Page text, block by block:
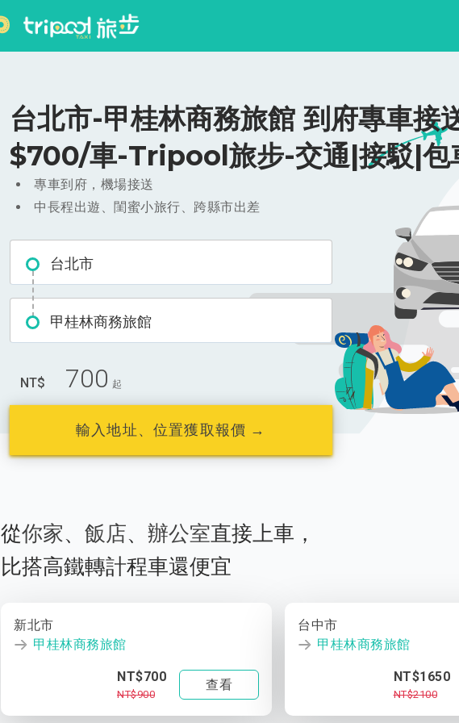
台北市-甲桂林商務旅館 到府專車接
$700/車-Tripool旅步-交通|接駁|包
專車到府，機場接送
中長程出遊、閨蜜小旅行、跨縣市出差
台北市
甲桂林商務旅館
NT$ 700 起
輸入地址、位置獲取報價 →
從你家、 飯店、 辦公室直接上車，
比搭高鐵轉計程車還便宜
新北市
甲桂林商務旅館
NT$700
NT$900
查看
台中市
甲桂林商務旅館
NT$1650
NT$2100